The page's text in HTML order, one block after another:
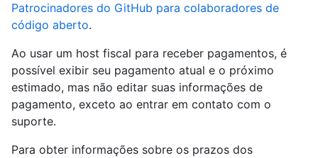
Patrocinadores do GitHub para colaboradores de
código aberto.
Ao usar um host fiscal para receber pagamentos, é
possível exibir seu pagamento atual e o próximo
estimado, mas não editar suas informações de
pagamento, exceto ao entrar em contato com o
suporte.
Para obter informações sobre os prazos dos